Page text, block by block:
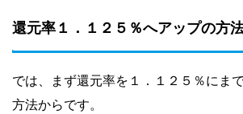
還元率１．１２５％へアップの方
では、まず還元率を１．１２５％にま
方法からです。